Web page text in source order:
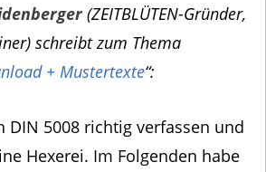
(ZEITBLÜTEN-Gründer,
schreibt zum Thema
+ Mustertexte“:
DIN 5008 richtig verfassen und
Hexerei. Im Folgenden habe